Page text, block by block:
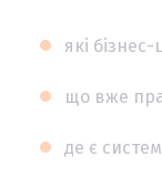
які
що вже
де є